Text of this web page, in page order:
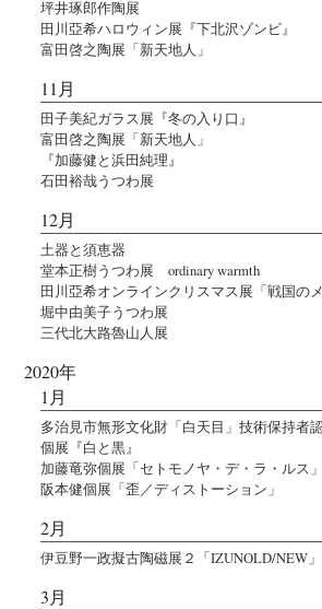
坪井琢郎作陶展
田川亞希ハロウィン展『下北沢ゾンビ』
富田啓之陶展「新天地人」
11月
田子美紀ガラス展『冬の入り口』
富田啓之陶展「新天地人」
『加藤健と浜田純理』
石田裕哉うつわ展
12月
土器と須恵器
堂本正樹うつわ展 ordinary warmth
田川亞希オンラインクリスマス展「戦国の
堀中由美子うつわ展
三代北大路魯山人展
2020年
1月
多治見市無形文化財「白天目」技術保持者
個展『白と黒』
加藤竜弥個展「セトモノヤ・デ・ラ・ルス」
阪本健個展「歪／ディストーション」
2月
伊豆野一政擬古陶磁展２「IZUNOLD/NEW」
3月